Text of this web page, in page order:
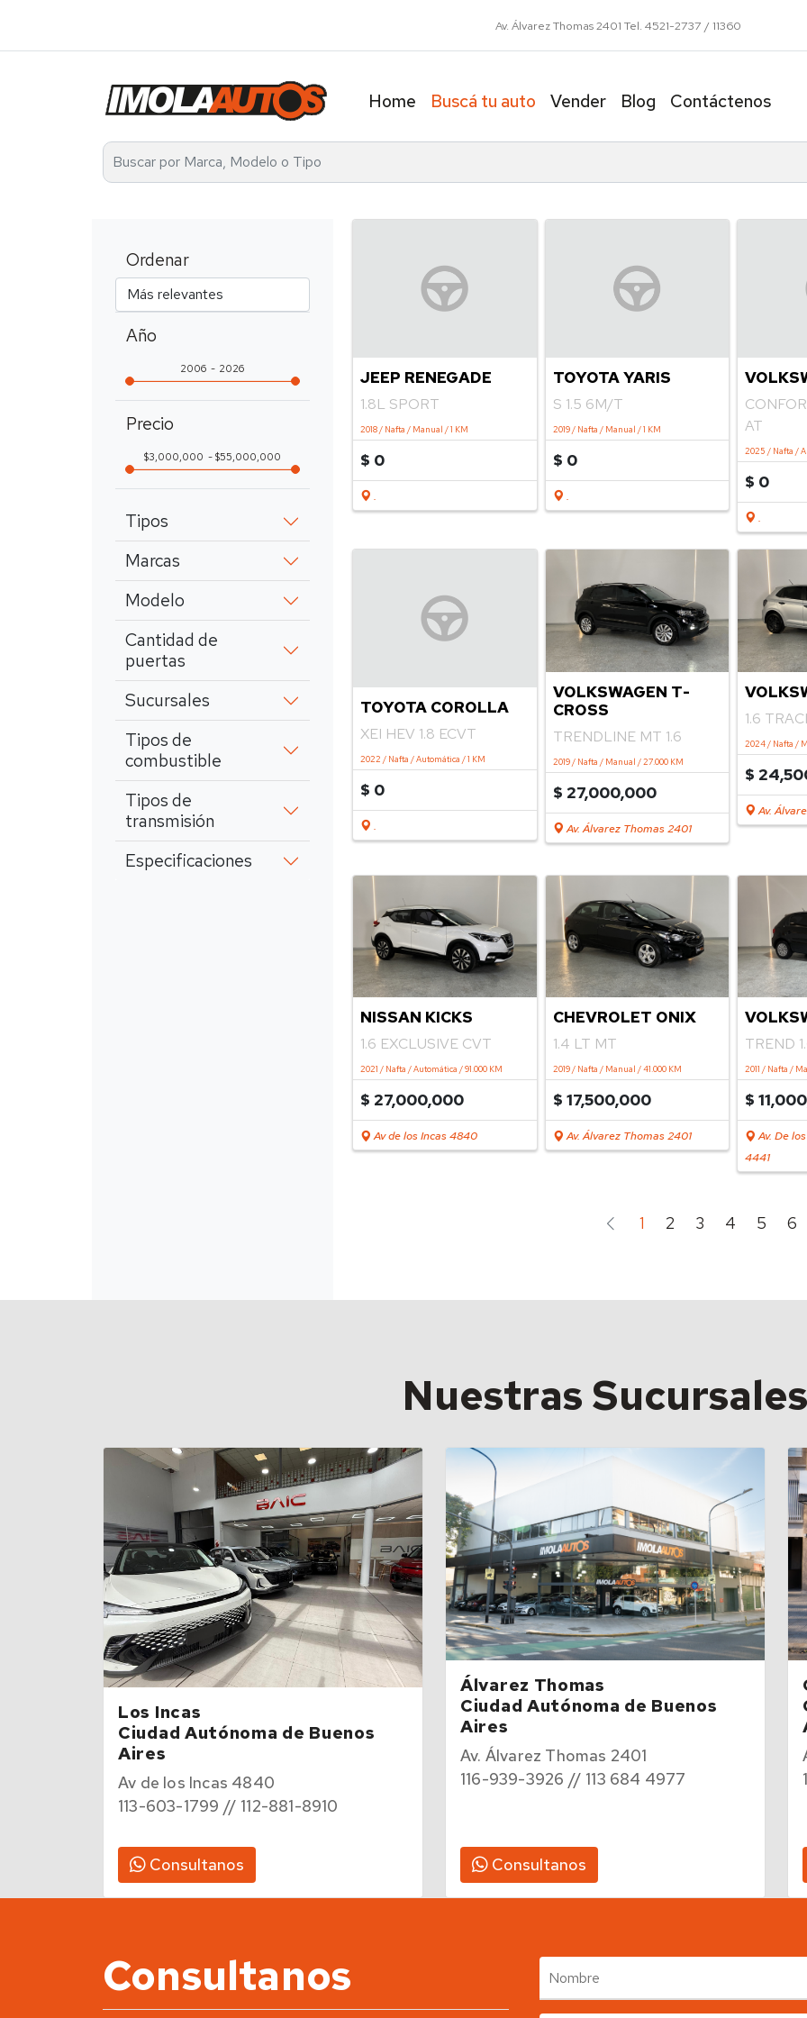
Home Buscá tu auto Vender Blog Contáctenos
Ordenar
Año
2006 2026
Precio
3,000,000 55,000,000
Tipos
Marcas
Modelo
Cantidad de
puertas
Sucursales
Tipos de
combustible
Tipos de
transmisión
Especificaciones
JEEP RENEGADE
1.8L SPORT
2018 / Nafta / Manual / 1 KM
$ 0
.
TOYOTA YARIS
S 1.5 6M/T
2019 / Nafta / Manual / 1 KM
$ 0
.
AT
2025 / Nafta /
$ 0
.
TOYOTA COROLLA
XEI HEV 1.8 ECVT
2022 / Nafta / Automática / 1 KM
$ 0
.
VOLKSWAGEN T-
CROSS
TRENDLINE MT 1.6
2019 / Nafta / Manual / 27.000 KM
$ 27,000,000
Av. Álvarez Thomas 2401
1.6
2024 / Nafta /
$
Av.
NISSAN KICKS
1.6 EXCLUSIVE CVT
2021 / Nafta / Automática / 91.000 KM
$ 27,000,000
Av de los Incas 4840
CHEVROLET ONIX
1.4 LT MT
2019 / Nafta / Manual / 41.000 KM
$ 17,500,000
Av. Álvarez Thomas 2401
TREND
2011 / Nafta /
$
Av. De
4441
1 2 3 4 5 6
Nuestras Sucursales
Los Incas
Ciudad Autónoma de Buenos
Aires
Av de los Incas 4840
113-603-1799 // 112-881-8910
Consultanos
Álvarez Thomas
Ciudad Autónoma de Buenos
Aires
Av. Álvarez Thomas 2401
116-939-3926 // 113 684 4977
Consultanos
Consultanos